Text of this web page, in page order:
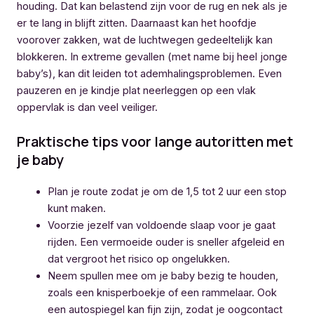
houding. Dat kan belastend zijn voor de rug en nek als je
er te lang in blijft zitten. Daarnaast kan het hoofdje
voorover zakken, wat de luchtwegen gedeeltelijk kan
blokkeren. In extreme gevallen (met name bij heel jonge
baby’s), kan dit leiden tot ademhalingsproblemen. Even
pauzeren en je kindje plat neerleggen op een vlak
oppervlak is dan veel veiliger.
Praktische tips voor lange autoritten met
je baby
Plan je route zodat je om de 1,5 tot 2 uur een stop
kunt maken.
Voorzie jezelf van voldoende slaap voor je gaat
rijden. Een vermoeide ouder is sneller afgeleid en
dat vergroot het risico op ongelukken.
Neem spullen mee om je baby bezig te houden,
zoals een knisperboekje of een rammelaar. Ook
een autospiegel kan fijn zijn, zodat je oogcontact